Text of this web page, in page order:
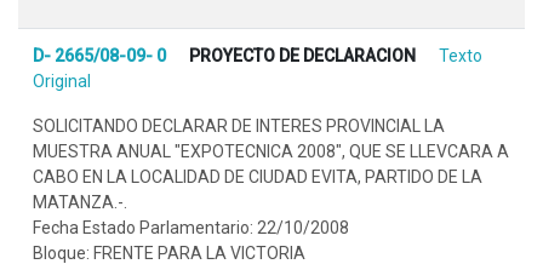
D- 2665/08-09- 0 PROYECTO DE DECLARACION
Texto
Original
SOLICITANDO DECLARAR DE INTERES PROVINCIAL LA
MUESTRA ANUAL "EXPOTECNICA 2008", QUE SE LLEVCARA A
CABO EN LA LOCALIDAD DE CIUDAD EVITA, PARTIDO DE LA
MATANZA.-.
Fecha Estado Parlamentario: 22/10/2008
Bloque: FRENTE PARA LA VICTORIA